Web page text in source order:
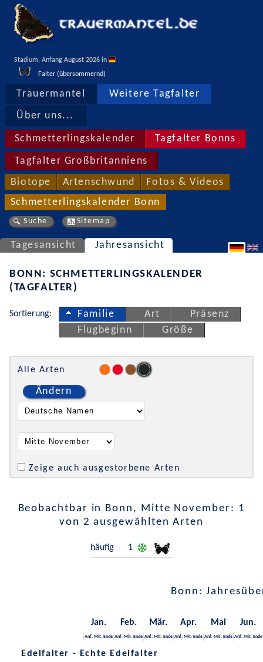
Stadium, Anfang August 2026 in
Falter (übersommernd)
Trauermantel Weitere Tagfalter
Über uns...
Schmetterlingskalender Tagfalter Bonns
Tagfalter Großbritanniens
Biotope Artenschwund Fotos & Videos
Schmetterlingskalender Bonn
Suche Sitemap
Tagesansicht Jahresansicht
BONN: SCHMETTERLINGSKALENDER
(TAGFALTER)
Sortierung: Familie Art
Präsenz
Flugbeginn
Größe
Alle Arten
Ändern
Zeige auch ausgestorbene Arten
Beobachtbar in Bonn, Mitte November: 1
von 2 ausgewählten Arten
häufig 1
Bonn:
Jan. Feb. Mär. Apr. Mai Jun.
Anf. Mit. Ende Anf. Mit. Ende Anf. Mit. Ende Anf. Mit. Ende Anf. Mit. Ende Anf. Mit. Ende
Edelfalter - Echte Edelfalter